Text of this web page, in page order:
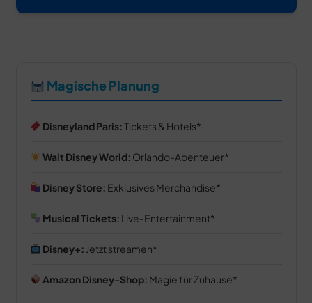
Magische Planung
Disneyland Paris:Tickets & Hotels
Walt Disney World: Orlando-Abenteuer
Disney Store: Exklusives Merchandise
Musical Tickets: Live-Entertainment
Disney+: Jetzt streamen
Amazon Disney-Shop: Magie für Zuhause